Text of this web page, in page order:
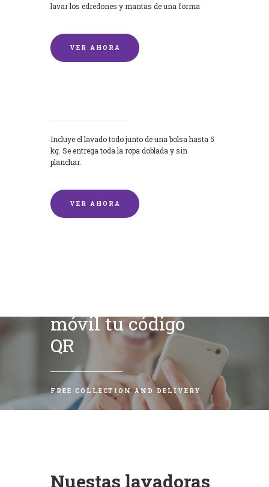
lavar los edredones y mantas de una forma
VER AHORA
Incluye el lavado todo junto de una bolsa hasta 5
kg. Se entrega toda la ropa doblada y sin
planchar.
VER AHORA
móvil tu código
QR
FREE COLLECTION AND DELIVERY
Nuestas lavadoras